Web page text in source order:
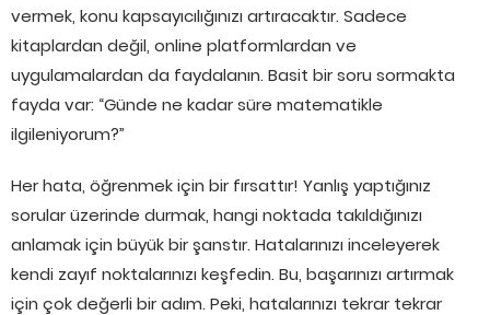
vermek, konu kapsayıcılığınızı artıracaktır. Sadece
kitaplardan değil, online platformlardan ve
uygulamalardan da faydalanın. Basit bir soru sormakta
fayda var: “Günde ne kadar süre matematikle
ilgileniyorum?”
Her hata, öğrenmek için bir fırsattır! Yanlış yaptığınız
sorular üzerinde durmak, hangi noktada takıldığınızı
anlamak için büyük bir şanstır. Hatalarınızı inceleyerek
kendi zayıf noktalarınızı keşfedin. Bu, başarınızı artırmak
için çok değerli bir adım. Peki, hatalarınızı tekrar tekrar